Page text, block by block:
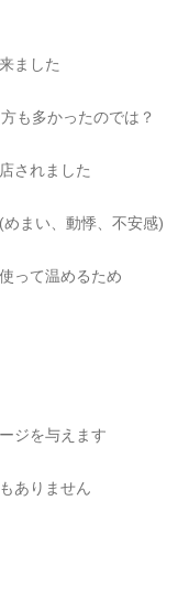
ました
も多かったのでは？
されました
まい、動悸、不安感)
って温めるため
ジを与えます
ありません